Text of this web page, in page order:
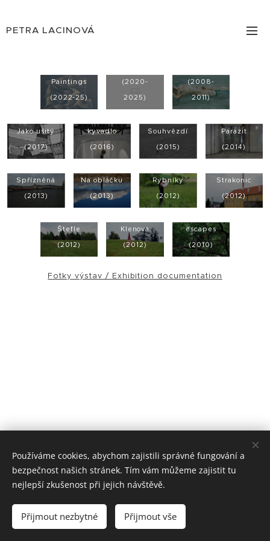
PETRA LACINOVÁ
Paintings
(2022-25)
(2020-
2025)
(2008-
2011)
Jako ušitý
(2017)
kyvadlo
(2016)
Souhvězdí
(2015)
Parazit
(2014)
Spřízněná
(2013)
Na obláčku
(2013)
Rybníky
(2012)
Strakonic
(2012)
Štefle
(2012)
Klenová
(2012)
escapes
(2010)
Fotky výstav / Exhibition documentation
© 2024
Vytvořeno službou Webnode
Používáme cookies, abychom zajistili správné fungování a
bezpečnost našich stránek. Tím vám můžeme zajistit tu
nejlepší zkušenost při jejich návštěvě.
Přijmout nezbytné Přijmout vše